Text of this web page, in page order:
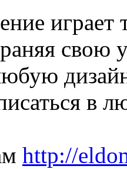
играет
свою
в
http://